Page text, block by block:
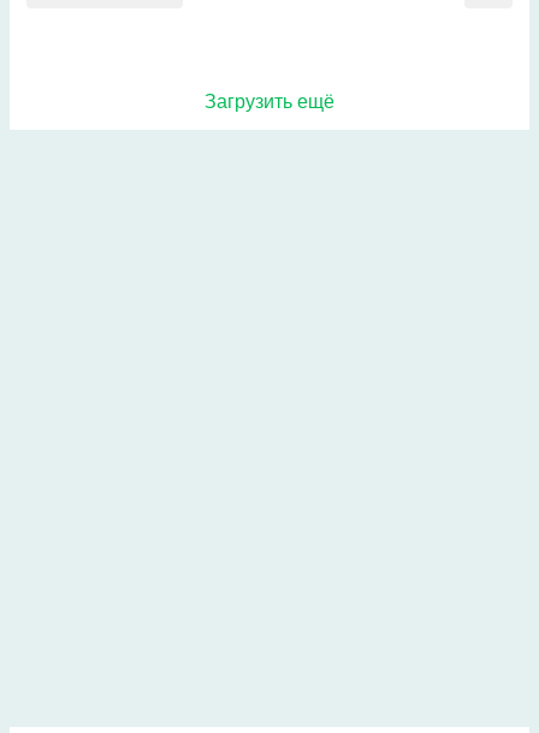
Загрузить ещё